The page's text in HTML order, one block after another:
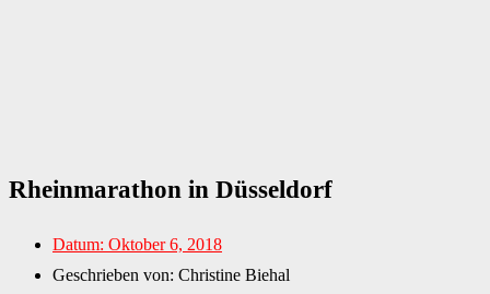
Rheinmarathon in Düsseldorf
Datum: Oktober 6, 2018
Geschrieben von: Christine Biehal